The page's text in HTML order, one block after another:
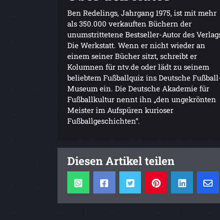
Ben Redelings, Jahrgang 1975, ist mit mehr
als 350.000 verkauften Büchern der
unumstrittetene Bestseller-Autor des
Die Werkstatt. Wenn er nicht wieder an
einem seiner Bücher sitzt, schreibt er
Kolumnen für ntv.de oder lädt zu seinem
beliebtem Fußballquiz ins Deutsche
Museum ein. Die Deutsche Akademie für
Fußballkultur nennt ihn „den ungekrönten
Meister im Aufspüren kurioser
Fußballgeschichten“.
Diesen Artikel teilen